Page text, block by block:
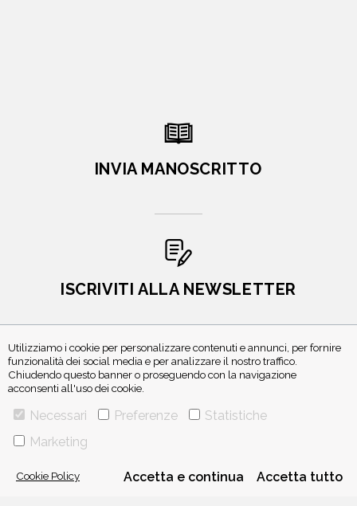
Utilizziamo i cookie per personalizzare contenuti e annunci, per fornire
funzionalità dei social media e per analizzare il nostro traffico.
Chiudendo questo banner o proseguendo con la navigazione
acconsenti all'uso dei cookie.
Necessari Preferenze
Statistiche
Marketing
Cookie Policy Accetta e continua Accetta tutto
INVIA MANOSCRITTO
ISCRIVITI ALLA NEWSLETTER
TELEFONO 0234597626- FAX0234597206